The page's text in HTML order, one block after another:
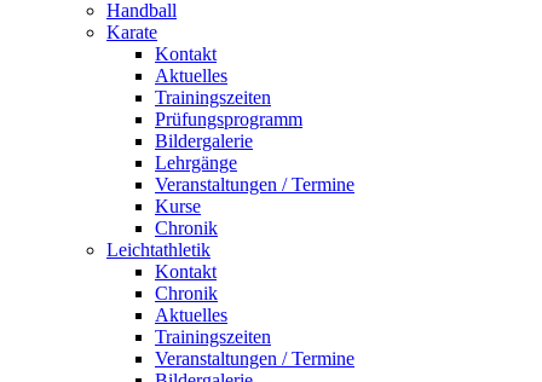
Handball
Karate
Kontakt
Aktuelles
Trainingszeiten
Prüfungsprogramm
Bildergalerie
Lehrgänge
Veranstaltungen / Termine
Kurse
Chronik
Leichtathletik
Kontakt
Chronik
Aktuelles
Trainingszeiten
Veranstaltungen / Termine